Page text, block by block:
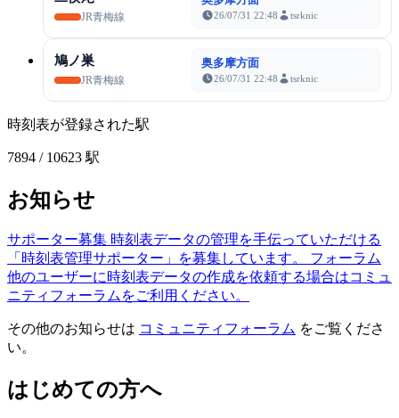
JR青梅線 26/07/31 22:48 tsrknic
鳩ノ巣
JR青梅線
奥多摩方面
26/07/31 22:48 tsrknic
時刻表が登録された駅
7894 / 10623 駅
お知らせ
サポーター募集 時刻表データの管理を手伝っていただける
「時刻表管理サポーター」を募集しています。
フォーラム
他のユーザーに時刻表データの作成を依頼する場合はコミュ
ニティフォーラムをご利用ください。
その他のお知らせは コミュニティフォーラム をご覧くださ
い。
はじめての方へ